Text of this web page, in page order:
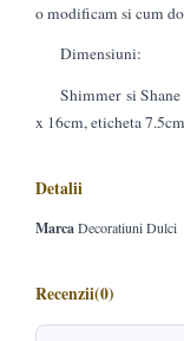
o modificam si cum
Dimensiuni:
Shimmer si
x 16cm, eticheta
Detalii
MarcaDecoratiuni Dulci
Recenzii(0)